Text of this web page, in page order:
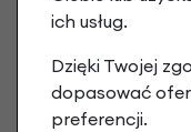
Nikt wcześniej
ich usług.
Dzięki Twojej
dopasować
preferencji.